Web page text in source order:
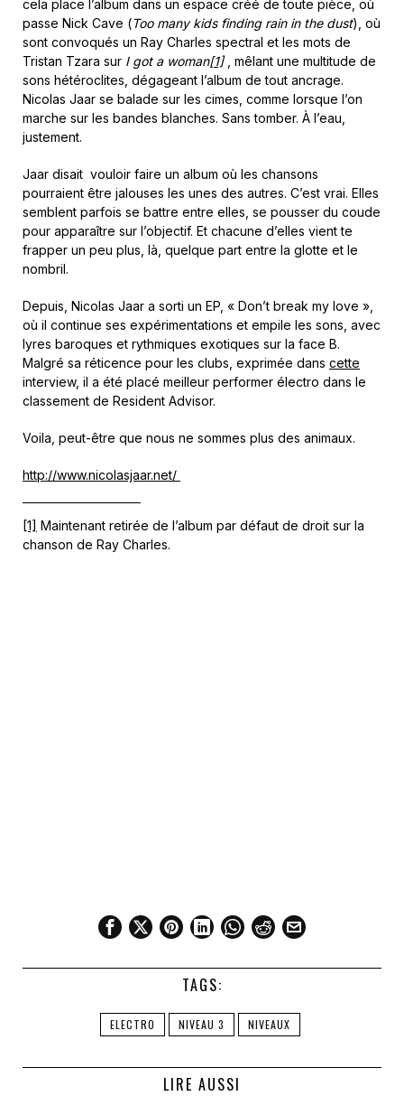
cela place l’album dans un espace créé de toute pièce, où
passe Nick Cave (Too many kids finding rain in the dust), où
sont convoqués un Ray Charles spectral et les mots de
Tristan Tzara sur I got a woman[1], mêlant une multitude de
sons hétéroclites, dégageant l’album de tout ancrage.
Nicolas Jaar se balade sur les cimes, comme lorsque l’on
marche sur les bandes blanches. Sans tomber. À l’eau,
justement.
Jaar disait vouloir faire un album où les chansons
pourraient être jalouses les unes des autres. C’est vrai. Elles
semblent parfois se battre entre elles, se pousser du coude
pour apparaître sur l’objectif. Et chacune d’elles vient te
frapper un peu plus, là, quelque part entre la glotte et le
nombril.
Depuis, Nicolas Jaar a sorti un EP, « Don’t break my love »,
où il continue ses expérimentations et empile les sons, avec
lyres baroques et rythmiques exotiques sur la face B.
Malgré sa réticence pour les clubs, exprimée dans cette
interview, il a été placé meilleur performer électro dans le
classement de Resident Advisor.
Voila, peut-être que nous ne sommes plus des animaux.
http://www.nicolasjaar.net/
[1] Maintenant retirée de l’album par défaut de droit sur la
chanson de Ray Charles.
TAGS:
ELECTRO NIVEAU 3 NIVEAUX
LIRE AUSSI